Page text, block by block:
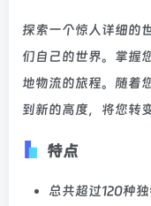
探索一个惊人详细的
们自己的世界。掌握
地物流的旅程。随着
到新的高度，将您转
特点
总共超过120种